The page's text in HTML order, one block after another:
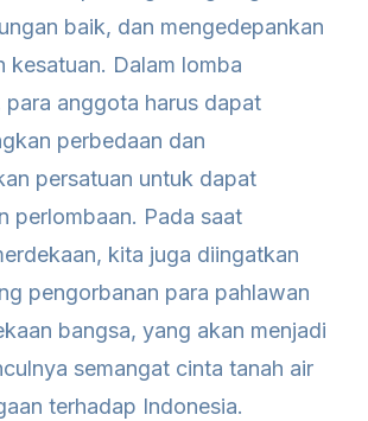
baik, dan mengedepankan
kesatuan. Dalam lomba
anggota harus dapat
perbedaan dan
persatuan untuk dapat
perlombaan. Pada saat
kita juga diingatkan
pengorbanan para pahlawan
bangsa, yang akan menjadi
semangat cinta tanah air
terhadap Indonesia.